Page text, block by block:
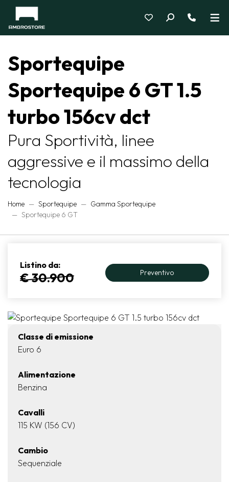
Sportequipe
Sportequipe 6 GT 1.5
turbo 156cv dct
Pura Sportività, linee
aggressive e il massimo della
tecnologia
Home Sportequipe
Gamma Sportequipe
Sportequipe 6 GT
Listino da:
€ 30.900 Preventivo
Classe di emissione
Euro 6
Alimentazione
Benzina
Cavalli
115 KW (156 CV)
Cambio
Sequenziale